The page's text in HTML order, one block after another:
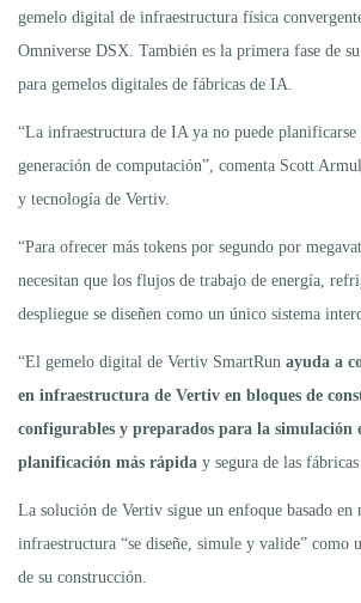
gemelo digital de infraestructura física
Omniverse DSX. También es la primera fase de
para gemelos digitales de fábricas de IA.
“La infraestructura de IA ya no puede planificarse
generación de computación”, comenta Scott
y tecnología de Vertiv.
“Para ofrecer más tokens por segundo por
necesitan que los flujos de trabajo de energía,
despliegue se diseñen como un único sistema
“El gemelo digital de Vertiv SmartRun ayuda a
en infraestructura de Vertiv en bloques de
configurables y preparados para la simulación
planificación más rápida y segura de las
La solución de Vertiv sigue un enfoque basado en
infraestructura “se diseñe, simule y valide” como
de su construcción.